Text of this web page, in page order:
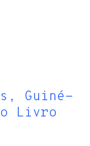
Guiné-
Livro